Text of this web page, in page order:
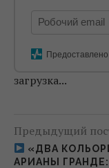
загрузка...
Предыдущий
«ДВА
АРИАНЫ